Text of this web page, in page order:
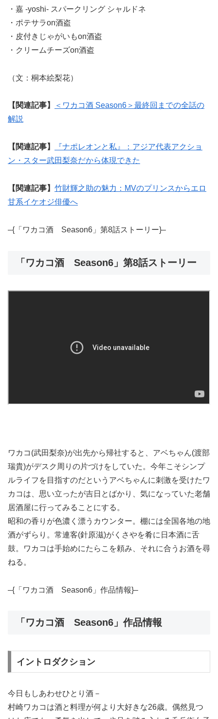
・嘉 -yoshi- スパークリング シャルドネ
・ポテサラon酒盗
・皮付きじゃがいもon酒盗
・クリームチーズon酒盗
（文：桐本絵梨花）
【関連記事】
＜ワカコ酒 Season6＞最終回までの全話の
解説
【関連記事】
『ナポレオンと私』：アジア代表アクショ
ン・スター武田梨奈だから体現できた
【関連記事】 竹財輝之助の魅力：MVのプリンスからエロ
甘系イケオジ俳優へ
–{「ワカコ酒 Season6」第8話ストーリー}–
「ワカコ酒 Season6」第8話ストーリー
ワカコ(武田梨奈)が出先から帰社すると、アベちゃん(渡部
瑞貴)がデスク周りの片づけをしていた。今年こそシンプ
ルライフを目指すのだというアベちゃんに刺激を受けたワ
カコは、思い立ったが吉日とばかり、気になっていた老舗
居酒屋に行ってみることにする。
昭和の香りが色濃く漂うカウンター。棚には全国各地の地
酒がずらり。常連客(針原滋)がくさやを肴に日本酒に舌
鼓。ワカコは手始めにたらこを頼み、それに合うお酒を尋
ねる。
–{「ワカコ酒 Season6」作品情報}–
「ワカコ酒 Season6」作品情報
イントロダクション
今日もしあわせひとり酒－
村崎ワカコは酒と料理が何より大好きな26歳。偶然見つ